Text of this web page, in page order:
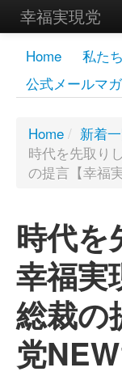
幸福実現党
メンバーズペ
党員
お問い合わせ
Home 私た
公式メールマ
Home / 新着
時代を先取り
の提言【幸福
時代を
幸福実
総裁の
党